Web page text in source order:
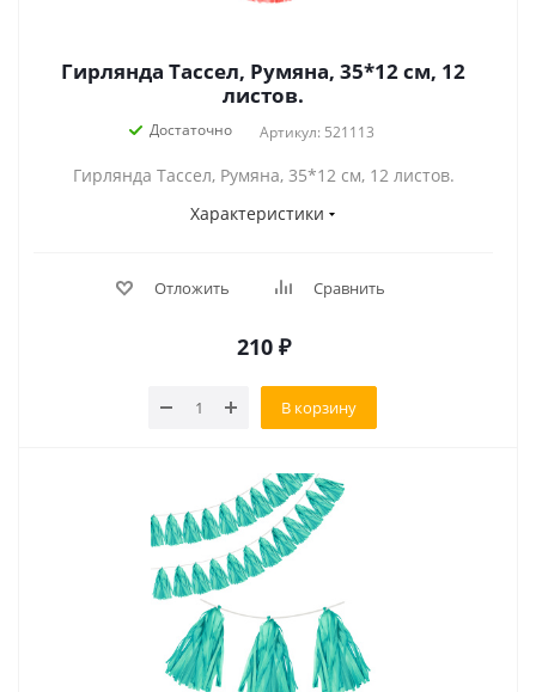
Гирлянда Тассел, Румяна, 35*12 см, 12
листов.
Достаточно Артикул: 521113
Гирлянда Тассел, Румяна, 35*12 см, 12 листов.
Характеристики
Отложить Сравнить
210 ₽
В корзину